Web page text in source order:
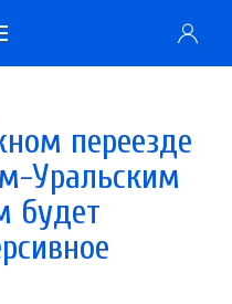
переезде
Уральским
будет